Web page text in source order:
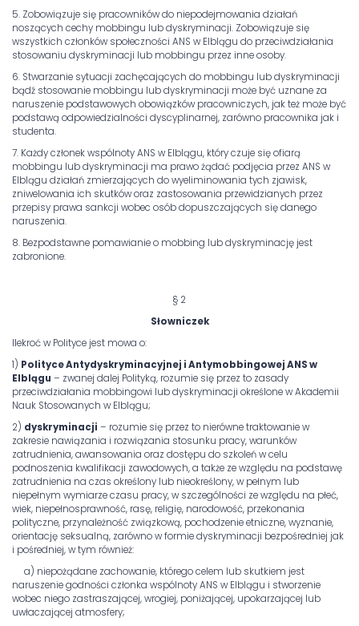
5. Zobowiązuje się pracowników do niepodejmowania działań
noszących cechy mobbingu lub dyskryminacji. Zobowiązuje się
wszystkich członków społeczności ANS w Elblągu do przeciwdziałania
stosowaniu dyskryminacji lub mobbingu przez inne osoby.
6. Stwarzanie sytuacji zachęcających do mobbingu lub dyskryminacji
bądź stosowanie mobbingu lub dyskryminacji może być uznane za
naruszenie podstawowych obowiązków pracowniczych, jak też może być
podstawą odpowiedzialności dyscyplinarnej, zarówno pracownika jak i
studenta.
7. Każdy członek wspólnoty ANS w Elblągu, który czuje się ofiarą
mobbingu lub dyskryminacji ma prawo żądać podjęcia przez ANS w
Elblągu działań zmierzających do wyeliminowania tych zjawisk,
zniwelowania ich skutków oraz zastosowania przewidzianych przez
przepisy prawa sankcji wobec osób dopuszczających się danego
naruszenia.
8. Bezpodstawne pomawianie o mobbing lub dyskryminację jest
zabronione.
§ 2
Słowniczek
Ilekroć w Polityce jest mowa o:
1) Polityce Antydyskryminacyjnej i Antymobbingowej ANS w
Elblągu – zwanej dalej Polityką, rozumie się przez to zasady
przeciwdziałania mobbingowi lub dyskryminacji określone w Akademii
Nauk Stosowanych w Elblągu;
2) dyskryminacji – rozumie się przez to nierówne traktowanie w
zakresie nawiązania i rozwiązania stosunku pracy, warunków
zatrudnienia, awansowania oraz dostępu do szkoleń w celu
podnoszenia kwalifikacji zawodowych, a także ze względu na podstawę
zatrudnienia na czas określony lub nieokreślony, w pełnym lub
niepełnym wymiarze czasu pracy, w szczególności ze względu na płeć,
wiek, niepełnosprawność, rasę, religię, narodowość, przekonania
polityczne, przynależność związkową, pochodzenie etniczne, wyznanie,
orientację seksualną, zarówno w formie dyskryminacji bezpośredniej jak
i pośredniej, w tym również:
a) niepożądane zachowanie, którego celem lub skutkiem jest
naruszenie godności członka wspólnoty ANS w Elblągu i stworzenie
wobec niego zastraszającej, wrogiej, poniżającej, upokarzającej lub
uwłaczającej atmosfery;